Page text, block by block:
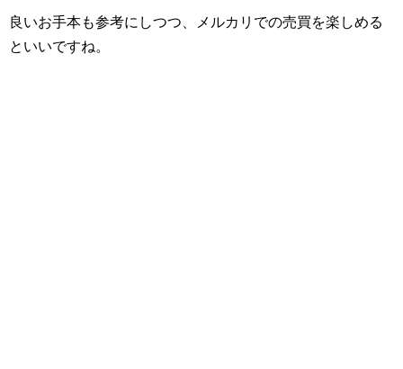
良いお手本も参考にしつつ、メルカリでの売買を楽しめる
といいですね。